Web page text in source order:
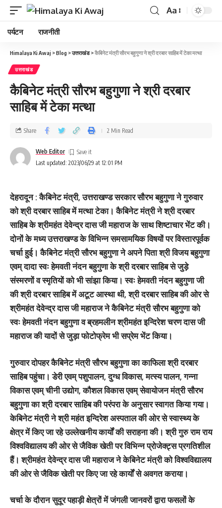
Aa
पर्यटन राजनीती
Himalaya Ki Awaj >Blog >उत्तराखंड>कैबिनेट मंत्री सौरभ बहुगुणा ने श्री दरबार साहिब में टेका मत्था
उत्तराखंड
कैबिनेट मंत्री सौरभ बहुगुणा ने श्री दरबार
साहिब में टेका मत्था
Last updated: 2023/06/29 at 12:01 PM
Web Editor
Share 2 Min Read
देहरादून : कैबिनेट मंत्री, उत्तराखण्ड सरकार सौरभ बहुगुणा ने गुरुवार
को श्री दरबार साहिब में मत्था टेका। कैबिनेट मंत्री ने श्री दरबार
साहिब के श्रीमहंत देवेन्द्र दास जी महाराज के साथ शिष्टाचार भेंट की।
दोनों के मध्य उत्तराखण्ड के विभिन्न समसामयिक विषयों पर विस्तारपूर्वक
चर्चा हुई। कैबिनेट मंत्री सौरभ बहुगुणा ने अपने पिता श्री विजय बहुगुणा
एवम् दादा स्वः हेमवती नंदन बहुगुणा के श्री दरबार साहिब से जुड़े
संस्मरणों व स्मृतियों को भी सांझा किया। स्वः हेमवती नंदन बहुगुणा जी
की श्री दरबार साहिब में अटूट आस्था थी, श्री दरबार साहिब की ओर से
श्रीमहंत देवेन्द्र दास जी महाराज ने कैबिनेट मंत्री सौरभ बहुगुणा को
स्वः हेमवती नंदन बहुगुणा व ब्रहमलीन श्रीमहंत इन्दिरेश चरण दास जी
महाराज की यादों से जुड़ा फोटोफ्रेम भी सप्रेम भेंट किया।
गुरुवार दोपहर कैबिनेट मंत्री सौरभ बहुगुणा का काफिला श्री दरबार
साहिब पहुंचा। डेरी एवम् पशुपालन, दुग्ध विकास, मत्स्य पालन, गन्ना
विकास एवम् चीनी उद्योग, कौशल विकास एवम् सेवायोजन मंत्री सौरभ
बहुगुणा का श्री दरबार साहिब की परंपरा के अनुसार स्वागत किया गया।
केबिनेट मंत्री ने श्री महंत इन्दिरेश अस्पताल की ओर से स्वास्थ्य के
क्षेत्र में किए जा रहे उल्लेखनीय कार्यों की सराहना की। श्री गुरु राम राय
विश्वविद्यालय की ओर से जैविक खेती पर विभिन्न प्रोजेक्ट्स प्रगतिशील
हैं। श्रीमहंत देवेन्द्र दास जी महाराज ने केबिनेट मंत्री को विश्वविद्यालय
की ओर से जैविक खेती पर किए जा रहे कार्यों से अवगत कराया।
चर्चा के दौरान सुदूर पहाड़ी क्षेत्रों में जंगली जानवरों द्वारा फसलों के